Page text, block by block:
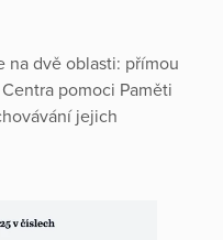
na dvě oblasti: přímou
pomoci Paměti
jejich